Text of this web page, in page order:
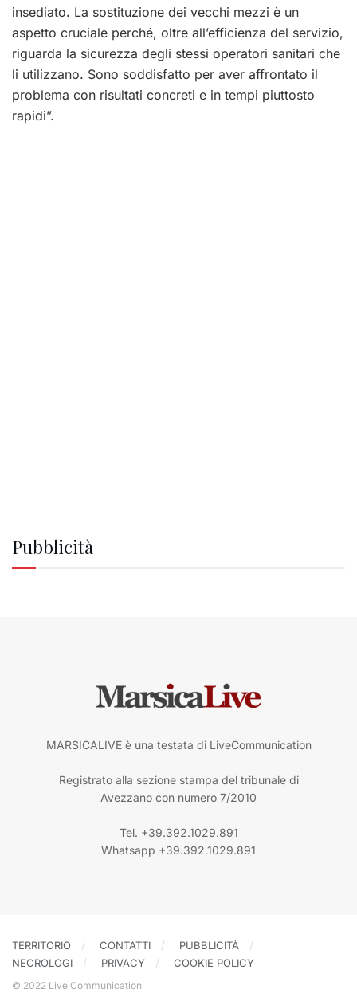
insediato. La sostituzione dei vecchi mezzi è un
aspetto cruciale perché, oltre all’efficienza del servizio,
riguarda la sicurezza degli stessi operatori sanitari che
li utilizzano. Sono soddisfatto per aver affrontato il
problema con risultati concreti e in tempi piuttosto
rapidi”.
Pubblicità
MARSICALIVE è una testata di LiveCommunication
Registrato alla sezione stampa del tribunale di
Avezzano con numero 7/2010
Tel. +39.392.1029.891
Whatsapp +39.392.1029.891
TERRITORIO CONTATTI
PUBBLICITÀ
NECROLOGI
PRIVACY COOKIE POLICY
© 2022 Live Communication